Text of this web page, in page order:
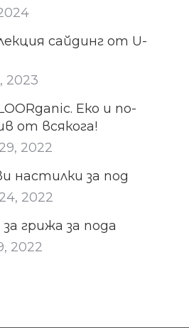
сайдинг от U-
2023
Еко и по-
от всякога!
2022
настилки за под
2022
грижа за пода
2022